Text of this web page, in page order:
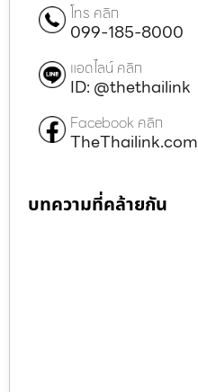
โทร คลิก
099-185-8000
แอดไลน์ คลิก
ID: @thethailink
Facebook คลิก
TheThailink.com
บทความที่คล้ายกัน